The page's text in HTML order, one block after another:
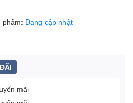
phẩm: Đang cập nhật
mãi